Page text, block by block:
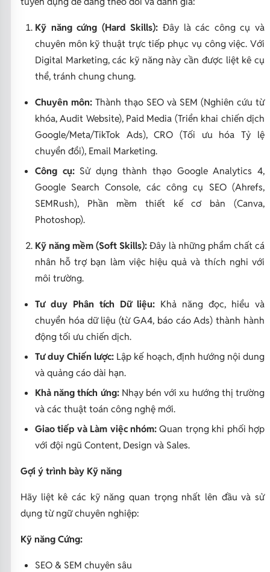
Kỹ năng cứng (Hard Skills): Đây là các công cụ và
chuyên môn kỹ thuật trực tiếp phục vụ công việc. Với
Digital Marketing, các kỹ năng này cần được liệt kê cụ
thể, tránh chung chung.
Chuyên môn:Thành thạo SEO và SEM (Nghiên cứu từ
khóa, Audit Website), Paid Media (Triển khai chiến dịch
Google/Meta/TikTok Ads), CRO (Tối ưu hóa Tỷ lệ
chuyển đổi), Email Marketing.
Công cụ:Sử dụng thành thạo Google Analytics 4,
Google Search Console, các công cụ SEO (Ahrefs,
SEMRush), Phần mềm thiết kế cơ bản (Canva,
Photoshop).
Kỹ năng mềm (Soft Skills): Đây là những phẩm chất cá
nhân hỗ trợ bạn làm việc hiệu quả và thích nghi với
môi trường.
Tư duy Phân tích Dữ liệu: Khả năng đọc, hiểu và
chuyển hóa dữ liệu (từ GA4, báo cáo Ads) thành hành
động tối ưu chiến dịch.
Tư duy Chiến lược: Lập kế hoạch, định hướng nội dung
và quảng cáo dài hạn.
Khả năng thích ứng:Nhạy bén với xu hướng thị trường
và các thuật toán công nghệ mới.
Giao tiếp và Làm việc nhóm:Quan trọng khi phối hợp
với đội ngũ Content, Design và Sales.
Gợi ý trình bày Kỹ năng
Hãy liệt kê các kỹ năng quan trọng nhất lên đầu và sử
dụng từ ngữ chuyên nghiệp:
Kỹ năng Cứng:
SEO & SEM chuyên sâu